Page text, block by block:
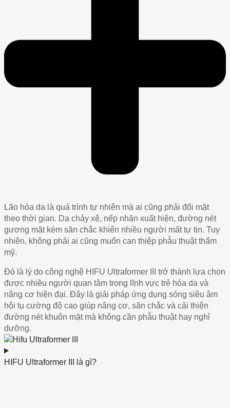
Lão hóa da là quá trình tự nhiên mà ai cũng phải đối mặt
theo thời gian. Da chảy xệ, nếp nhăn xuất hiện, đường nét
gương mặt kém săn chắc khiến nhiều người mất tự tin. Tuy
nhiên, không phải ai cũng muốn can thiệp phẫu thuật thẩm
mỹ.
Đó là lý do công nghệ HIFU Ultraformer III trở thành lựa chọn
được nhiều người quan tâm trong lĩnh vực trẻ hóa da và
nâng cơ hiện đại. Đây là giải pháp ứng dụng sóng siêu âm
hội tụ cường độ cao giúp nâng cơ, săn chắc và cải thiện
đường nét khuôn mặt mà không cần phẫu thuật hay nghỉ
dưỡng.
HIFU Ultraformer III là gì?